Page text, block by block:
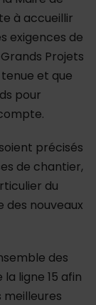
à accueillir
exigences de
Projets
et que
pour
précisés
de chantier,
du
des nouveaux
des
ligne 15 afin
meilleures